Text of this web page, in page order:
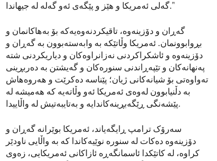
گەلی ئەمریکا و هێز و پێگەی ئەو گەلە لە جیهاندا."
گەڕان و دۆزینەوە، تاقیکردنەوەیەکە بۆ بەهاکانمان و
بڕوابوونمان. ئەمریکا وڵاتێکە بە وابەستەبوون بە گەڕان و
دۆزینەوە و ئاشکراکردنی نەزانراوەکان و دیاریکردنی شتە
پەنهانەکان و تێپەڕاندنی سنورەکان و گەیشتن بە دەربڕینی
تەواوەتی بۆ شیانەکانی ژیان؛ پێناسە دەکرێت و هەروەهاش
بە دڵنیابوون لەوەی ئەمریکا ئەو وڵاتەیە کە هەمیشە لە
پێشەنگی ڕێگەبڕینەکاندایە و بەتایبەتیش لە واڵاییدا.
سەرۆک ترامپ ڕایگەیاند، ئەمریکا بوێرانە گەڕان و
دۆزینەوە دەکات لە سنورە نوێیەکاندا کە بە واڵایی ناودێر
کراوە، لە کاتێکدا ئاسمانگەڕە ئازاکانی ئەمریکایی، زەوی